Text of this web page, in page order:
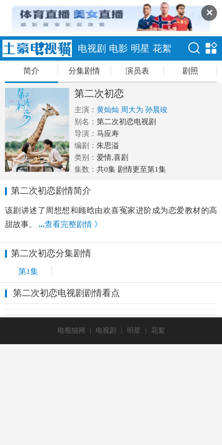
✕
电视剧 电影 明星 花絮
简介 分集剧情 演员表 剧照
第二次初恋
主演： 黄灿灿 周大为 孙晨竣
别名： 第二次初恋电视剧
导演： 马应寿
编剧： 朱思溢
类别： 爱情,喜剧
集数： 共0集 剧情更至第1集
第二次初恋剧情简介
该剧讲述了周想想和顾晗由欢喜冤家进阶成为恋爱教材的高
甜故事。
...查看完整剧情 》
第二次初恋分集剧情
第1集
第二次初恋电视剧剧情看点
电视猫网 | 电视剧 | 明星 | 花絮